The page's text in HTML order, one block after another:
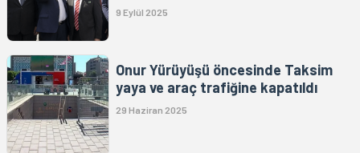
9 Eylül 2025
Onur Yürüyüşü öncesinde Taksim
yaya ve araç trafiğine kapatıldı
29 Haziran 2025